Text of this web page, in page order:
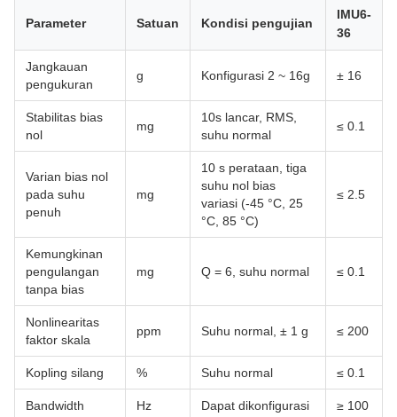
Parameter Satuan Kondisi pengujian
IMU6-
36
Jangkauan
pengukuran
g Konfigurasi 2 ~ 16g ± 16
Stabilitas bias
nol
mg
10s lancar, RMS,
suhu normal
≤ 0.1
Varian bias nol
pada suhu
penuh
mg
10 s perataan, tiga
suhu nol bias
variasi (-45 °C, 25
°C, 85 °C)
≤ 2.5
Kemungkinan
pengulangan
tanpa bias
mg Q = 6, suhu normal ≤ 0.1
Nonlinearitas
faktor skala
ppm Suhu normal, ± 1 g ≤ 200
Kopling silang % Suhu normal ≤ 0.1
Bandwidth Hz Dapat dikonfigurasi ≥ 100